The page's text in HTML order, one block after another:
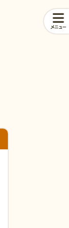
メニュー